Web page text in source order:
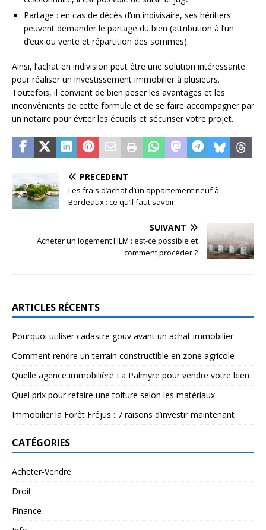
Partage : en cas de décès d’un indivisaire, ses héritiers
peuvent demander le partage du bien (attribution à l’un
d’eux ou vente et répartition des sommes).
Ainsi, l’achat en indivision peut être une solution intéressante
pour réaliser un investissement immobilier à plusieurs.
Toutefois, il convient de bien peser les avantages et les
inconvénients de cette formule et de se faire accompagner par
un notaire pour éviter les écueils et sécuriser votre projet.
PRÉCÉDENT
Les frais d’achat d’un appartement neuf à
Bordeaux : ce qu’il faut savoir
SUIVANT
Acheter un logement HLM : est-ce possible et
comment procéder ?
ARTICLES RÉCENTS
Pourquoi utiliser cadastre gouv avant un achat immobilier
Comment rendre un terrain constructible en zone agricole
Quelle agence immobilière La Palmyre pour vendre votre bien
Quel prix pour refaire une toiture selon les matériaux
Immobilier la Forêt Fréjus : 7 raisons d’investir maintenant
CATÉGORIES
Acheter-Vendre
Droit
Finance